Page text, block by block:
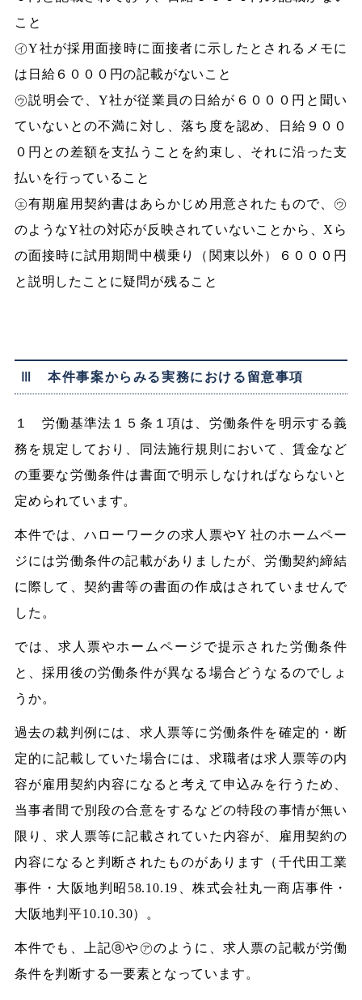
こと
㋑Y社が採用面接時に面接者に示したとされるメモに
は日給６０００円の記載がないこと
㋒説明会で、Y社が従業員の日給が６０００円と聞い
ていないとの不満に対し、落ち度を認め、日給９００
０円との差額を支払うことを約束し、それに沿った支
払いを行っていること
㋓有期雇用契約書はあらかじめ用意されたもので、㋒
のようなY社の対応が反映されていないことから、Xら
の面接時に試用期間中横乗り（関東以外）６０００円
と説明したことに疑問が残ること
Ⅲ 本件事案からみる実務における留意事項
１ 労働基準法１５条１項は、労働条件を明示する義
務を規定しており、同法施行規則において、賃金など
の重要な労働条件は書面で明示しなければならないと
定められています。
本件では、ハローワークの求人票やY 社のホームペー
ジには労働条件の記載がありましたが、労働契約締結
に際して、契約書等の書面の作成はされていませんで
した。
では、求人票やホームページで提示された労働条件
と、採用後の労働条件が異なる場合どうなるのでしょ
うか。
過去の裁判例には、求人票等に労働条件を確定的・断
定的に記載していた場合には、求職者は求人票等の内
容が雇用契約内容になると考えて申込みを行うため、
当事者間で別段の合意をするなどの特段の事情が無い
限り、求人票等に記載されていた内容が、雇用契約の
内容になると判断されたものがあります（千代田工業
事件・大阪地判昭58.10.19、株式会社丸一商店事件・
大阪地判平10.10.30）。
本件でも、上記ⓐや㋐のように、求人票の記載が労働
条件を判断する一要素となっています。